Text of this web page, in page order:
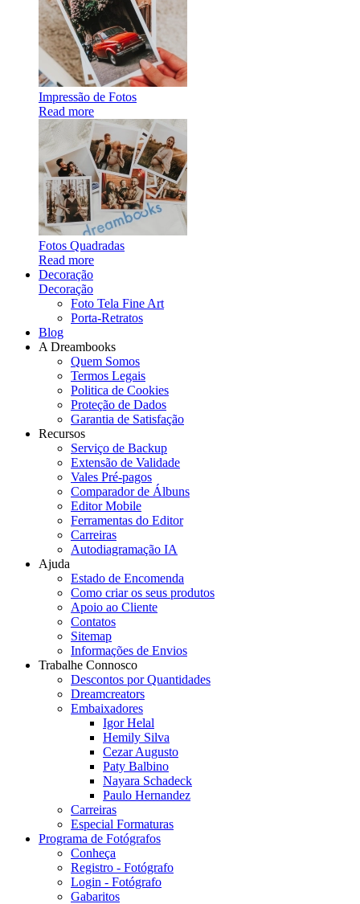
Impressão de Fotos
Read more
Fotos Quadradas
Read more
Decoração
Decoração
Foto Tela Fine Art
Porta-Retratos
Blog
A Dreambooks
Quem Somos
Termos Legais
Politica de Cookies
Proteção de Dados
Garantia de Satisfação
Recursos
Serviço de Backup
Extensão de Validade
Vales Pré-pagos
Comparador de Álbuns
Editor Mobile
Ferramentas do Editor
Carreiras
Autodiagramação IA
Ajuda
Estado de Encomenda
Como criar os seus produtos
Apoio ao Cliente
Contatos
Sitemap
Informações de Envios
Trabalhe Connosco
Descontos por Quantidades
Dreamcreators
Embaixadores
Igor Helal
Hemily Silva
Cezar Augusto
Paty Balbino
Nayara Schadeck
Paulo Hernandez
Carreiras
Especial Formaturas
Programa de Fotógrafos
Conheça
Registro - Fotógrafo
Login - Fotógrafo
Gabaritos